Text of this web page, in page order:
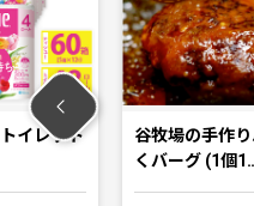
イレット
谷牧場の手作
くバーグ (1個